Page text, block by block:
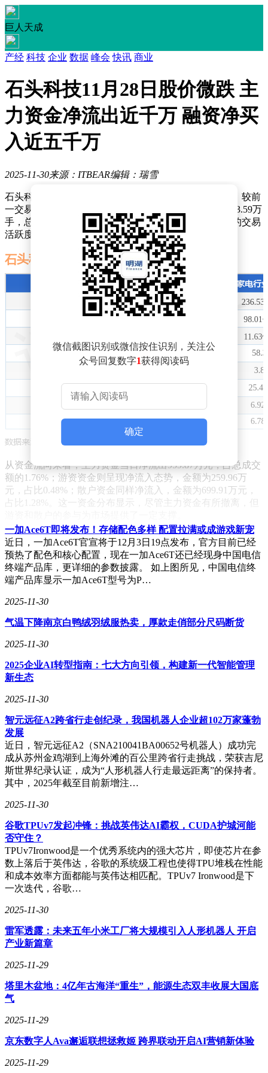
巨人天成
产经 科技 企业 数据 峰会 快讯 商业
石头科技11月28日股价微跌 主
力资金净流出近千万 融资净买
入近五千万
2025-11-30来源：ITBEAR编辑：瑞雪
石头科技（688169）在最新交易日的收盘价为152.18元，较前
一交易日下跌0.73%。当日换手率达到1.39%，成交量为3.59万
手，总成交额为5.47亿元。这一数据反映出市场对该股的交易
活跃度较高，但整体表现略有承压。
从资金流向来看，主力资金当日净流出959.87万元，占总成交
额的1.76%；游资资金则呈现净流入态势，金额为259.96万
元，占比0.48%；散户资金同样净流入，金额为699.91万元，
占比1.28%。这一资金分布显示，尽管主力资金有所撤离，但
融资融券方面，石头科技当日融资买入额为7161.28万元，融
资偿还额为2361.96万元，净买入额达到4799.32万元，连续三
日净买入累计达8963.86万元。融券方面，当日融券卖出824.0
股，融券偿还2298.0股，融券余量为1.35万股，融券余额为
205.08万元。融资融券余额总计为8.73亿元，显示出市场对该
股的杠杆交易需求较为旺盛。
根据最新财报数据，石头科技2025年前三季度实现营业收入
比下降29.51%；扣非净利润为8.35亿元，同比下降29.63%。其
中，第三季度单季营业收入为41.63亿元，同比增长60.71%；
归母净利润为3.6亿元，同比增长2.51%；扣非净利润为3.35亿
元，同比增长3.05%。公司负债率为28.67%，投资收益为
8592.88万元，财务费用为-1.79亿元，毛利率为43.73%。
石头科技的主营业务为智能清洁机器人等智能硬件的设计、研
发、生产和销售。近期，该股受到机构广泛关注，最近90天内
共有20家机构给出评级，其中19家为买入评级，1家为增持评
级；机构目标均价为219.75元。这一评级和目标价显示出市场
对该公司未来发展的乐观预期。
涨时，主动性买单形成的成交额被视为资金流入；当股价下跌
额即为推动股价上升的净力。主力资金通常指特大单成交，游
资为大单成交，散户则为中小单成交。
微信截图识别或微信按住识别，关注公
众号回复数字1获得阅读码
确定
一加Ace6T即将发布！存储配色多样 配置拉满或成游戏新宠
近日，一加Ace6T官宣将于12月3日19点发布，官方目前已经
预热了配色和核心配置，现在一加Ace6T还已经现身中国电信
终端产品库，更详细的参数披露。 如上图所见，中国电信终
端产品库显示一加Ace6T型号为P…
2025-11-30
气温下降南京白鸭绒羽绒服热卖，厚款走俏部分尺码断货
2025-11-30
2025企业AI转型指南：七大方向引领，构建新一代智能管理
新生态
2025-11-30
智元远征A2跨省行走创纪录，我国机器人企业超102万家蓬勃
发展
近日，智元远征A2（SNA210041BA00652号机器人）成功完
成从苏州金鸡湖到上海外滩的百公里跨省行走挑战，荣获吉尼
斯世界纪录认证，成为“人形机器人行走最远距离”的保持者。
其中，2025年截至目前新增注…
2025-11-30
谷歌TPUv7发起冲锋：挑战英伟达AI霸权，CUDA护城河能
否守住？
TPUv7Ironwood是一个优秀系统内的强大芯片，即使芯片在参
数上落后于英伟达，谷歌的系统级工程也使得TPU堆栈在性能
和成本效率方面都能与英伟达相匹配。TPUv7 Ironwood是下
一次迭代，谷歌…
2025-11-30
雷军透露：未来五年小米工厂将大规模引入人形机器人 开启
产业新篇章
2025-11-29
塔里木盆地：4亿年古海洋“重生”，能源生态双丰收展大国底
气
2025-11-29
京东数字人Ava邂逅联想拯救姬 跨界联动开启AI营销新体验
2025-11-29